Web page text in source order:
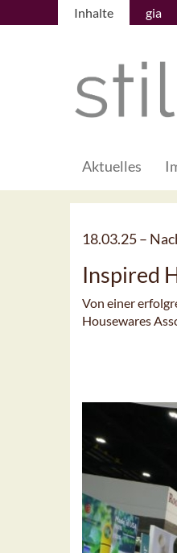
Inhalte gia
Aktuelles
18.03.25 –
Inspired
Von einer
Housewares